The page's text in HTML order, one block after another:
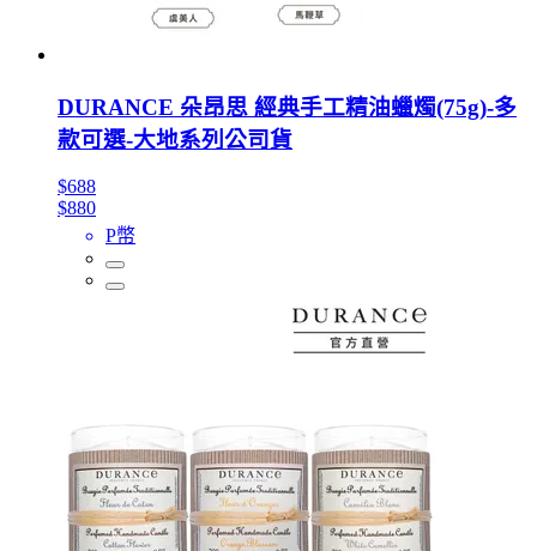
DURANCE 朵昂思 經典手工精油蠟燭(75g)-多
款可選-大地系列公司貨
$688
$880
P幣